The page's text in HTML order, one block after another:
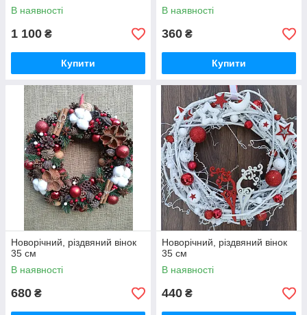
В наявності
1 100 ₴
Купити
В наявності
360 ₴
Купити
Новорічний, різдвяний вінок
35 см
В наявності
680 ₴
Новорічний, різдвяний вінок
35 см
В наявності
440 ₴